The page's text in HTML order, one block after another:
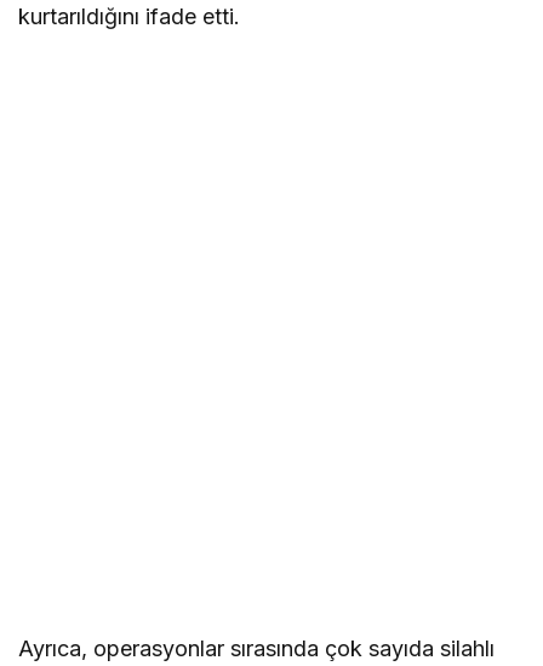
kurtarıldığını ifade etti.
Ayrıca, operasyonlar sırasında çok sayıda silahlı